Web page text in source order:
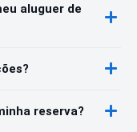
aluguer de
reserva?